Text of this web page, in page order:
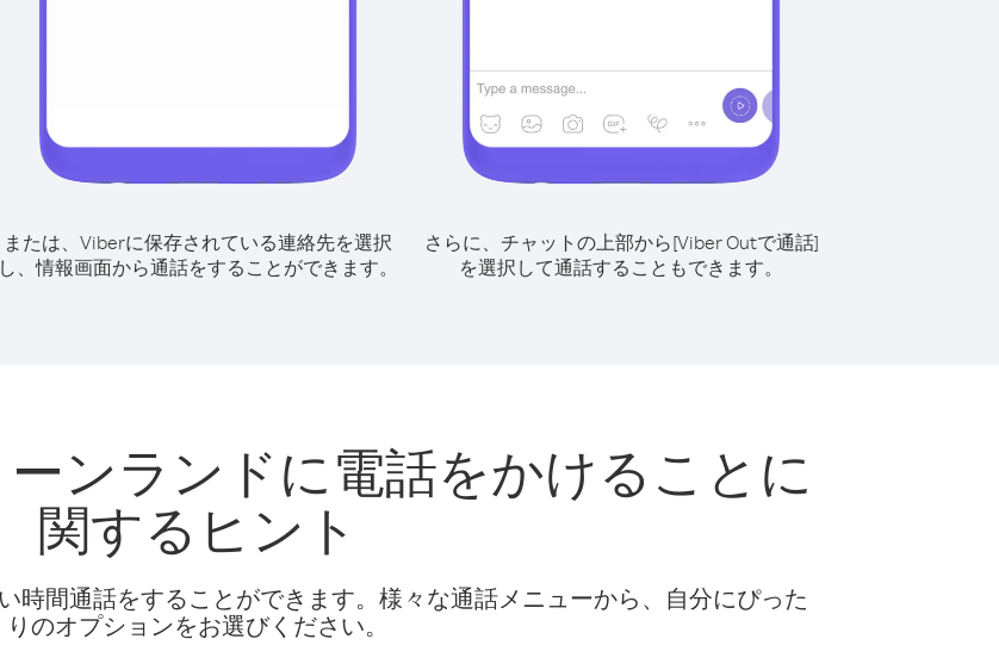
または、Viberに保存されている連絡先を選択
し、情報画面から通話をすることができます。
さらに、チャットの上部から[Viber Outで通話]
を選択して通話することもできます。
ンランドに電話をかけることに
関するヒント
時間通話をすることができます。様々な通話メニューから、自分にぴった
りのオプションをお選びください。